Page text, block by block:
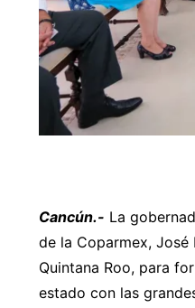
Cancún.- La
de la Coparmex,
Quintana Roo, para
estado con las